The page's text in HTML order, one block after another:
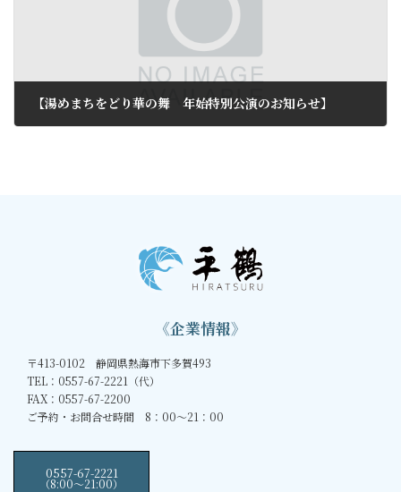
【湯めまちをどり華の舞 年始特別公演のお知らせ】
《企業情報》
〒413-0102 静岡県熱海市下多賀493
TEL：0557-67-2221（代）
FAX：0557-67-2200
ご予約・お問合せ時間 8：00～21：00
0557-67-2221
（8:00〜21:00）